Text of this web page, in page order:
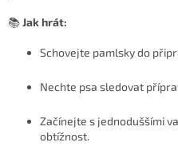
📚Jak hrát:
Schovejte pamlsky do
Nechte psa sledovat
Začínejte s jednoduššími
obtížnost.